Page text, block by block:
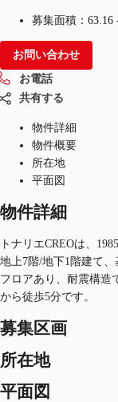
記事
仲介会社様
お気に入り
募集面積： 63.16
お問い合わせ
お電話
共有する
物件詳細
物件概要
所在地
平面図
物件詳細
トナリエCREOは、
地上7階/地下1階建て、
フロアあり、耐震構造
から徒歩5分です。
募集区画
所在地
平面図